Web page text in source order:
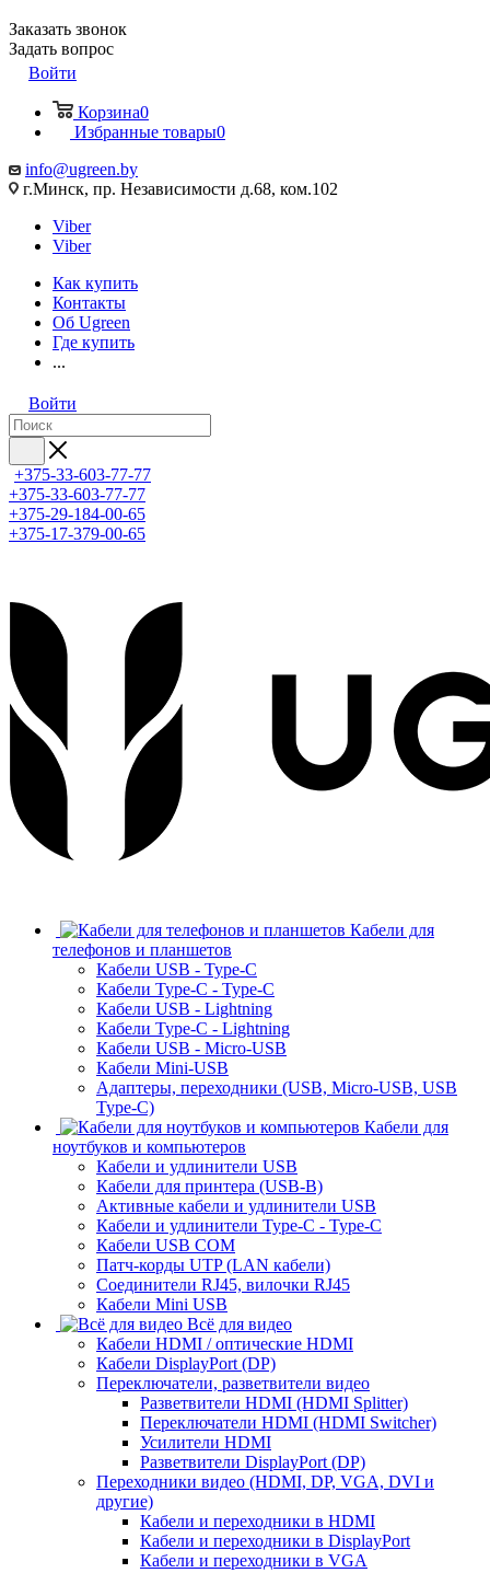
Заказать звонок
Задать вопрос
Войти
Корзина0
Избранные товары0
info@ugreen.by
г.Минск, пр. Независимости д.68, ком.102
Viber
Viber
Как купить
Контакты
Об Ugreen
Где купить
...
Войти
+375-33-603-77-77
+375-33-603-77-77
+375-29-184-00-65
+375-17-379-00-65
Кабели для
телефонов и планшетов
Кабели USB - Type-C
Кабели Type-C - Type-C
Кабели USB - Lightning
Кабели Type-C - Lightning
Кабели USB - Micro-USB
Кабели Mini-USB
Адаптеры, переходники (USB, Micro-USB, USB
Type-C)
Кабели для
ноутбуков и компьютеров
Кабели и удлинители USB
Кабели для принтера (USB-B)
Активные кабели и удлинители USB
Кабели и удлинители Type-C - Type-C
Кабели USB COM
Патч-корды UTP (LAN кабели)
Соединители RJ45, вилочки RJ45
Кабели Mini USB
Всё для видео
Кабели HDMI / оптические HDMI
Кабели DisplayPort (DP)
Переключатели, разветвители видео
Разветвители HDMI (HDMI Splitter)
Переключатели HDMI (HDMI Switcher)
Усилители HDMI
Разветвители DisplayPort (DP)
Переходники видео (HDMI, DP, VGA, DVI и
другие)
Кабели и переходники в HDMI
Кабели и переходники в DisplayPort
Кабели и переходники в VGA